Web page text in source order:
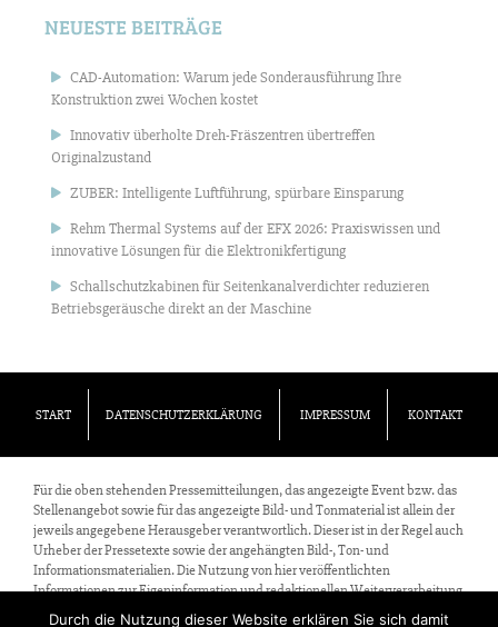
NEUESTE BEITRÄGE
CAD-Automation: Warum jede Sonderausführung Ihre
Konstruktion zwei Wochen kostet
Innovativ überholte Dreh-Fräszentren übertreffen
Originalzustand
ZUBER: Intelligente Luftführung, spürbare Einsparung
Rehm Thermal Systems auf der EFX 2026: Praxiswissen und
innovative Lösungen für die Elektronikfertigung
Schallschutzkabinen für Seitenkanalverdichter reduzieren
Betriebsgeräusche direkt an der Maschine
START DATENSCHUTZERKLÄRUNG IMPRESSUM KONTAKT
Für die oben stehenden Pressemitteilungen, das angezeigte Event bzw. das
Stellenangebot sowie für das angezeigte Bild- und Tonmaterial ist allein der
jeweils angegebene Herausgeber verantwortlich. Dieser ist in der Regel auch
Urheber der Pressetexte sowie der angehängten Bild-, Ton- und
Informationsmaterialien. Die Nutzung von hier veröffentlichten
Informationen zur Eigeninformation und redaktionellen Weiterverarbeitung
ist in der Regel kostenfrei. Bitte klären Sie vor einer Weiterverwendung
Durch die Nutzung dieser Website erklären Sie sich damit